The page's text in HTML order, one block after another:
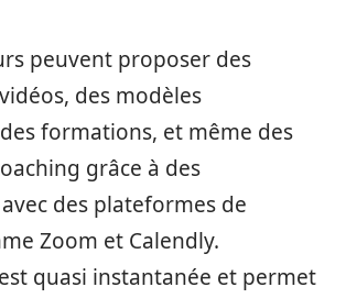
peuvent proposer des
des modèles
formations, et même des
grâce à des
des plateformes de
Zoom et Calendly.
quasi instantanée et permet